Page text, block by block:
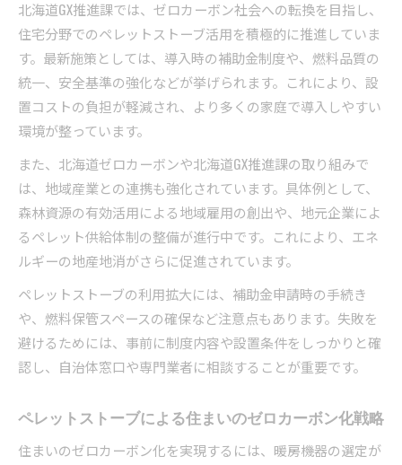
北海道GX推進課では、ゼロカーボン社会への転換を目指し、
住宅分野でのペレットストーブ活用を積極的に推進していま
す。最新施策としては、導入時の補助金制度や、燃料品質の
統一、安全基準の強化などが挙げられます。これにより、設
置コストの負担が軽減され、より多くの家庭で導入しやすい
環境が整っています。
また、北海道ゼロカーボンや北海道GX推進課の取り組みで
は、地域産業との連携も強化されています。具体例として、
森林資源の有効活用による地域雇用の創出や、地元企業によ
るペレット供給体制の整備が進行中です。これにより、エネ
ルギーの地産地消がさらに促進されています。
ペレットストーブの利用拡大には、補助金申請時の手続き
や、燃料保管スペースの確保など注意点もあります。失敗を
避けるためには、事前に制度内容や設置条件をしっかりと確
認し、自治体窓口や専門業者に相談することが重要です。
ペレットストーブによる住まいのゼロカーボン化戦略
住まいのゼロカーボン化を実現するには、暖房機器の選定が